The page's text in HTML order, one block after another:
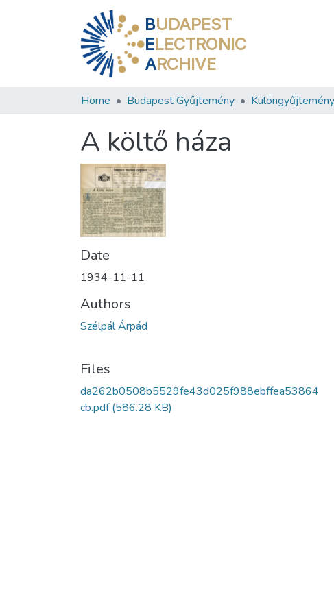
BUDAPEST
ELECTRONIC
ARCHIVE
Home Budapest Gyűjtemény
A költő háza
Date
1934-11-11
Authors
Szélpál Árpád
Files
da262b0508b5529fe43d025f988ebffea53864
cb.pdf(586.28 KB)